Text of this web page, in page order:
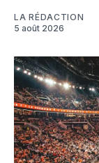
LA RÉDACTION
5 août 2026